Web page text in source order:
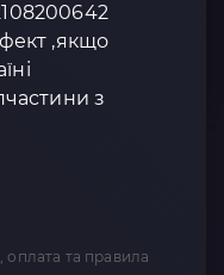
,якщо
з
оплата та правила